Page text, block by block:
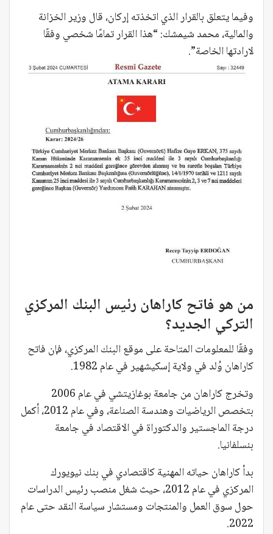
وفيما يتعلق بالقرار الذي اتخذته إركان، قال وزير الخزانة
والمالية، محمد شيمشك: “هذا القرار تمامًا شخصي وفقًا
لارادتها الخاصة”.
من هو فاتح كاراهان رئيس البنك المركزي
التركي الجديد؟
وفقًا للمعلومات المتاحة على موقع البنك المركزي، فإن فاتح
كاراهان وُلد في ولاية إسكيشهير في عام 1982.
وتخرج كاراهان من جامعة بوغازيتشي في عام 2006
بتخصص الرياضيات وهندسة الصناعة، وفي عام 2012، أكمل
درجة الماجستير والدكتوراة في الاقتصاد في جامعة
بنسلفانيا.
بدأ كاراهان حياته المهنية كاقتصادي في بنك نيويورك
المركزي في عام 2012، حيث شغل منصب رئيس الدراسات
حول سوق العمل والمنتجات ومستشار سياسة النقد حتى عام
2022.